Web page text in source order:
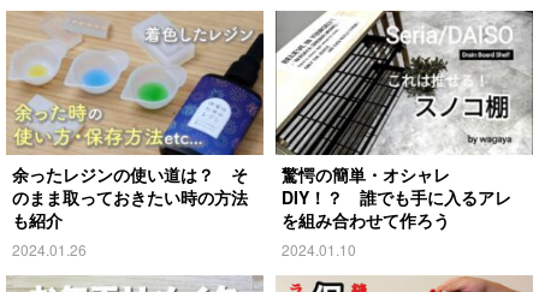
余ったレジンの使い道は？ そ
のまま取っておきたい時の方法
も紹介
2024.01.26
驚愕の簡単・オシャレ
DIY！？ 誰でも手に入るアレ
を組み合わせて作ろう
2024.01.10